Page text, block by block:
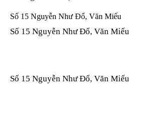
Số 15 Nguyễn Như Đổ, Văn Miếu
Số 15 Nguyễn Như Đổ, Văn Miếu
Số 15 Nguyễn Như Đổ, Văn Miếu